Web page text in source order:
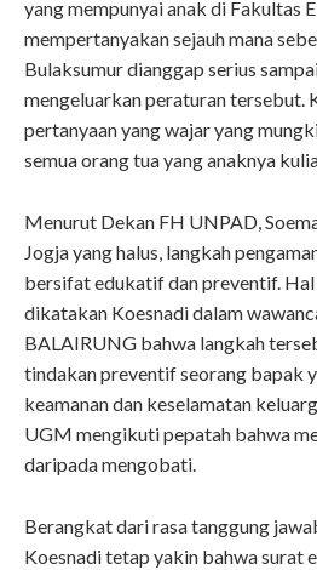
yang mempunyai anak di Fakultas
mempertanyakan sejauh mana
Bulaksumur dianggap serius
mengeluarkan peraturan tersebut.
pertanyaan yang wajar yang
semua orang tua yang anaknya
Menurut Dekan FH UNPAD,
Jogja yang halus, langkah
bersifat edukatif dan preventif.
dikatakan Koesnadi dalam
BALAIRUNG bahwa langkah
tindakan preventif seorang bapak
keamanan dan keselamatan
UGM mengikuti pepatah bahwa
daripada mengobati.
Berangkat dari rasa tanggung
Koesnadi tetap yakin bahwa surat